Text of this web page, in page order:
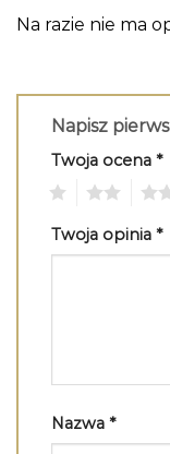
Na razie nie ma
Napisz
Twoja ocena *
Twoja opinia *
Nazwa *